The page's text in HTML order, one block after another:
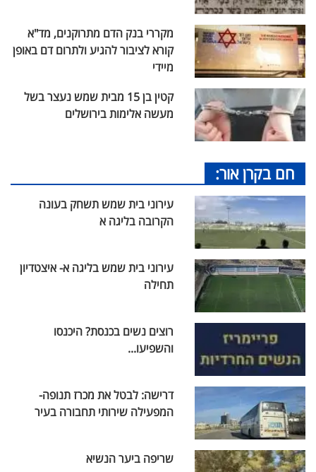
מקררי בנק הדם מתרוקנים, מד"א
קורא לציבור להגיע ולתרום דם באופן
מיידי
קטין בן 15 מבית שמש נעצר בשל
מעשה אלימות בירושלים
חם בקרן אור:
עירוני בית שמש תשחק בעונה
הקרובה בליגה א
עירוני בית שמש בליגה א- איצטדיון
תחילה
רוצים נשים בכנסת? היכנסו
והשפיעו...
דרישה: לבטל את מכרז תנופה-
המפעילה שירותי תחבורה בעיר
שריפה ביער הנשיא